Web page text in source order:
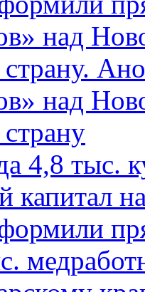
над
над
4,8 тыс.
капитал